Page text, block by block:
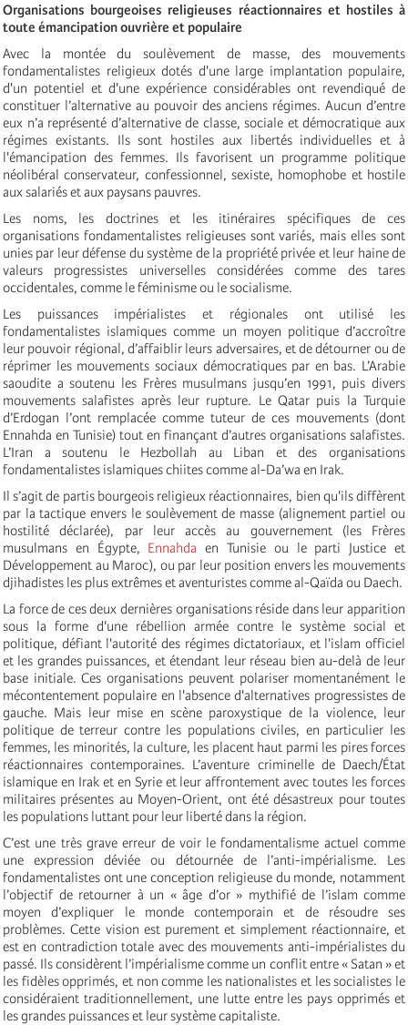
Organisations bourgeoises religieuses réactionnaires et hostiles à
toute émancipation ouvrière et populaire
Avec la montée du soulèvement de masse, des mouvements
fondamentalistes religieux dotés d'une large implantation populaire,
d'un potentiel et d'une expérience considérables ont revendiqué de
constituer l’alternative au pouvoir des anciens régimes. Aucun d’entre
eux n’a représenté d’alternative de classe, sociale et démocratique aux
régimes existants. Ils sont hostiles aux libertés individuelles et à
l'émancipation des femmes. Ils favorisent un programme politique
néolibéral conservateur, confessionnel, sexiste, homophobe et hostile
aux salariés et aux paysans pauvres.
Les noms, les doctrines et les itinéraires spécifiques de ces
organisations fondamentalistes religieuses sont variés, mais elles sont
unies par leur défense du système de la propriété privée et leur haine de
valeurs progressistes universelles considérées comme des tares
occidentales, comme le féminisme ou le socialisme.
Les puissances impérialistes et régionales ont utilisé les
fondamentalistes islamiques comme un moyen politique d’accroître
leur pouvoir régional, d’affaiblir leurs adversaires, et de détourner ou de
réprimer les mouvements sociaux démocratiques par en bas. L’Arabie
saoudite a soutenu les Frères musulmans jusqu’en 1991, puis divers
mouvements salafistes après leur rupture. Le Qatar puis la Turquie
d’Erdogan l’ont remplacée comme tuteur de ces mouvements (dont
Ennahda en Tunisie) tout en finançant d’autres organisations salafistes.
L’Iran a soutenu le Hezbollah au Liban et des organisations
fondamentalistes islamiques chiites comme al-Da’wa en Irak.
Il s’agit de partis bourgeois religieux réactionnaires, bien qu'ils diffèrent
par la tactique envers le soulèvement de masse (alignement partiel ou
hostilité déclarée), par leur accès au gouvernement (les Frères
musulmans en Égypte, Ennahdaen Tunisie ou le parti Justice et
Développement au Maroc), ou par leur position envers les mouvements
djihadistes les plus extrêmes et aventuristes comme al-Qaïda ou Daech.
La force de ces deux dernières organisations réside dans leur apparition
sous la forme d'une rébellion armée contre le système social et
politique, défiant l'autorité des régimes dictatoriaux, et l'islam officiel
et les grandes puissances, et étendant leur réseau bien au-delà de leur
base initiale. Ces organisations peuvent polariser momentanément le
mécontentement populaire en l'absence d'alternatives progressistes de
gauche. Mais leur mise en scène paroxystique de la violence, leur
politique de terreur contre les populations civiles, en particulier les
femmes, les minorités, la culture, les placent haut parmi les pires forces
réactionnaires contemporaines. L’aventure criminelle de Daech/État
islamique en Irak et en Syrie et leur affrontement avec toutes les forces
militaires présentes au Moyen-Orient, ont été désastreux pour toutes
les populations luttant pour leur liberté dans la région.
C’est une très grave erreur de voir le fondamentalisme actuel comme
une expression déviée ou détournée de l’anti-impérialisme. Les
fondamentalistes ont une conception religieuse du monde, notamment
l’objectif de retourner à un « âge d’or » mythifié de l’islam comme
moyen d’expliquer le monde contemporain et de résoudre ses
problèmes. Cette vision est purement et simplement réactionnaire, et
est en contradiction totale avec des mouvements anti-impérialistes du
passé. Ils considèrent l’impérialisme comme un conflit entre « Satan » et
les fidèles opprimés, et non comme les nationalistes et les socialistes le
considéraient traditionnellement, une lutte entre les pays opprimés et
les grandes puissances et leur système capitaliste.